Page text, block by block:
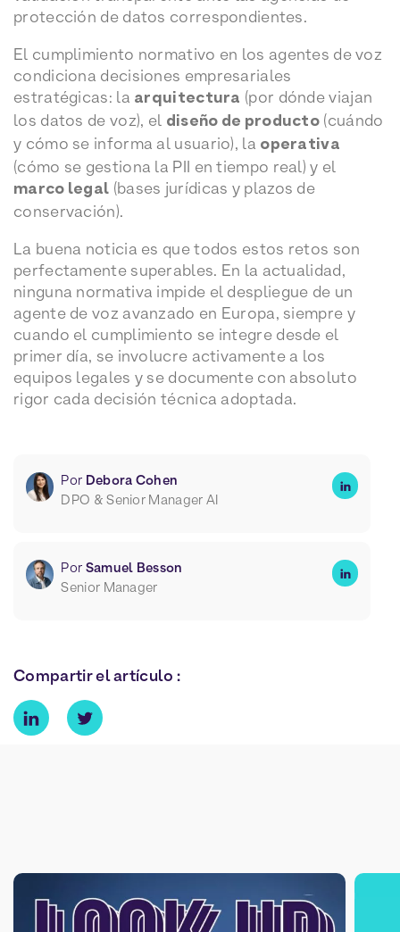
protección de datos correspondientes.
El cumplimiento normativo en los agentes de voz
condiciona decisiones empresariales
estratégicas: la arquitectura (por dónde viajan
los datos de voz), el diseño de producto (cuándo
y cómo se informa al usuario), la operativa
(cómo se gestiona la PII en tiempo real) y el
marco legal (bases jurídicas y plazos de
conservación).
La buena noticia es que todos estos retos son
perfectamente superables. En la actualidad,
ninguna normativa impide el despliegue de un
agente de voz avanzado en Europa, siempre y
cuando el cumplimiento se integre desde el
primer día, se involucre activamente a los
equipos legales y se documente con absoluto
rigor cada decisión técnica adoptada.
Por Debora Cohen
DPO & Senior Manager AI
Por Samuel Besson
Senior Manager
Compartir el artículo :